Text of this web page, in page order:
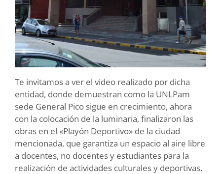
Te invitamos a ver el video realizado por dicha
entidad, donde demuestran como la UNLPam
sede General Pico sigue en crecimiento, ahora
con la colocación de la luminaria, finalizaron las
obras en el «Playón Deportivo» de la ciudad
mencionada, que garantiza un espacio al aire libre
a docentes, no docentes y estudiantes para la
realización de actividades culturales y deportivas.